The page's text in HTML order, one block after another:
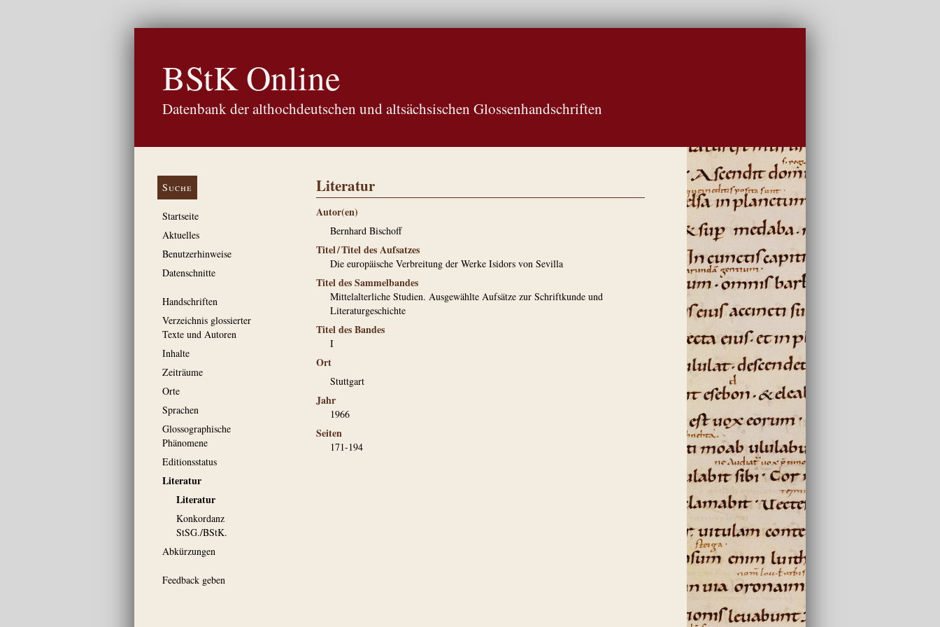
BStK Online
Datenbank der althochdeutschen und altsächsischen Glossenhandschriften
Suche
Startseite
Aktuelles
Benutzerhinweise
Datenschnitte
Handschriften
Verzeichnis glossierter
Texte und Autoren
Inhalte
Zeiträume
Orte
Sprachen
Glossographische
Phänomene
Editionsstatus
Literatur
Literatur
Konkordanz
StSG./BStK.
Abkürzungen
Feedback geben
Literatur
Autor(en)
Bernhard Bischoff
Titel / Titel des Aufsatzes
Die europäische Verbreitung der Werke Isidors von Sevilla
Titel des Sammelbandes
Mittelalterliche Studien. Ausgewählte Aufsätze zur Schriftkunde und
Literaturgeschichte
Titel des Bandes
I
Ort
Stuttgart
Jahr
1966
Seiten
171-194